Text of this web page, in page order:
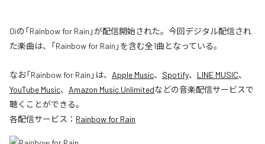
Oiの「Rainbow for Rain」が配信開始された。今回デジタル配信され
た楽曲は、「Rainbow for Rain」を含む全1曲となっている。
なお「Rainbow for Rain 」は、 Apple Music、 Spotify、 LINE MUSIC、
YouTube Music、 Amazon Music Unlimitedなどの音楽配信サービスで
聴くことができる。
各配信サービス： Rainbow for Rain